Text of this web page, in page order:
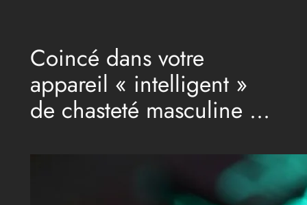
contenuCoincé dans votre
appareil « intelligent »
de chasteté masculine …